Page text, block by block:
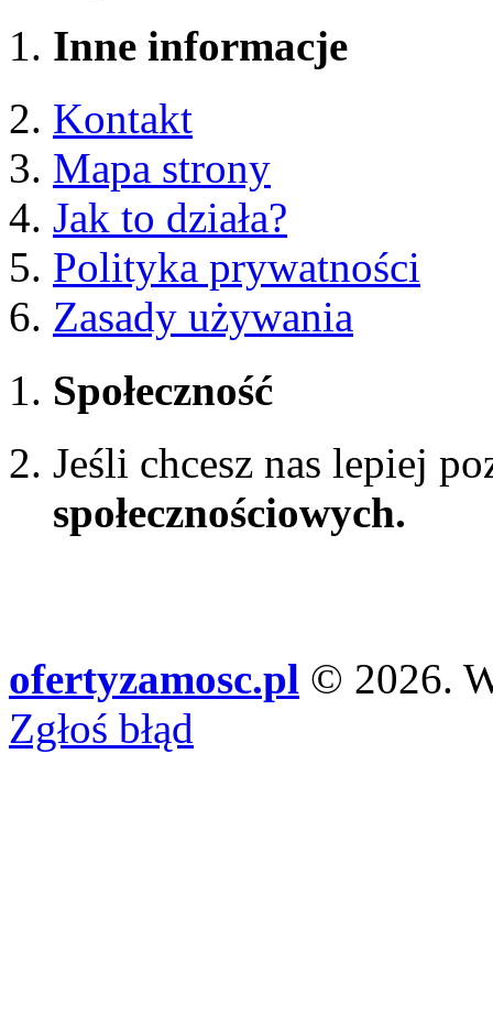
Inne informacje
Kontakt
Mapa strony
Jak to działa?
Polityka prywatności
Zasady używania
Społeczność
Jeśli chcesz nas lepiej
społecznościowych.
ofertyzamosc.pl © 2026.
Zgłoś błąd